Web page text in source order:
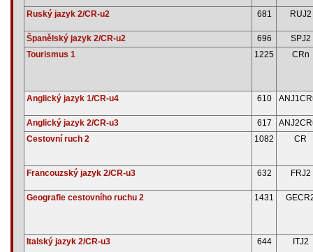
Ruský jazyk 2/CR-u2 681 RUJ2
Španělský jazyk 2/CR-u2 696
SPJ2
Tourismus 1
1225 CRn
Anglický jazyk 1/CR-u4 610
Anglický jazyk 2/CR-u3 617
Cestovní ruch 2
1082 CR
Francouzský jazyk 2/CR-u3 632 FRJ2
Geografie cestovního ruchu 2 1431
Italský jazyk 2/CR-u3 644 ITJ2